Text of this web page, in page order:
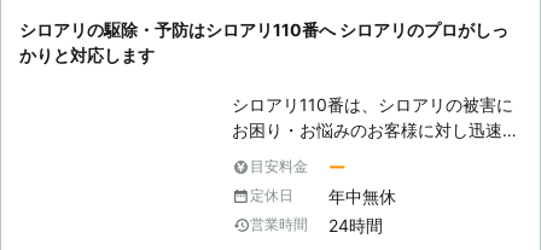
をしないといけません。床下に被害が
【積極的に対応しております】 シロ
アリ駆除に関しては積極的に対応して
おりますので、ぜひとも私たちアール
ズホールディングスにシロアリ駆除を
おまかせください。皆さまの家をシロ
アリの被害から全力で守らせていただ
東京都 渋谷区 2016年11月30日
シロアリの駆除・予防はシロアリ110番へ シロアリのプロがしっ
かりと対応します
シロアリ110番は、シロアリの被害に
お困り・お悩みのお客様に対し迅速な
対応をさせていただいております。
シロアリは一匹でもいたら3万匹はい
ると言われています。もしも家の中や
お庭などでシロアリを見かけた際は被
目安料金 ー
定休日 年中無休
営業時間 24時間